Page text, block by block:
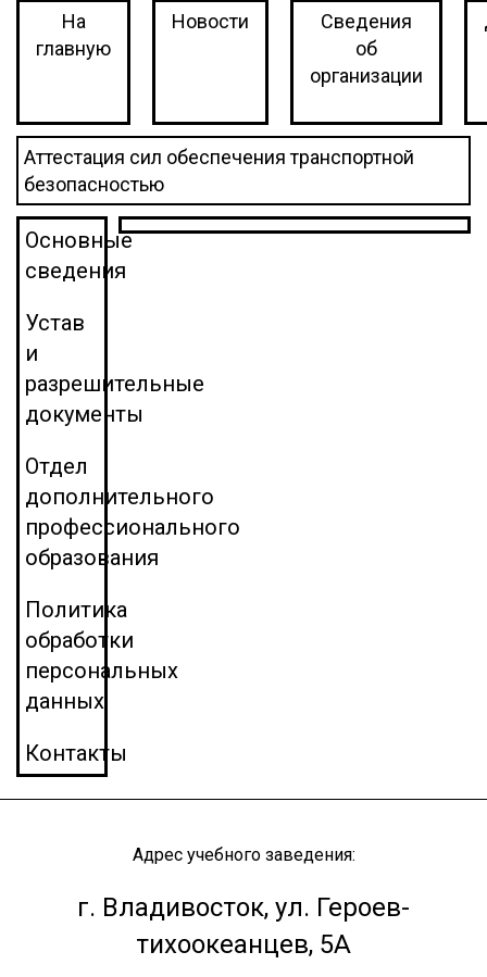
На
главную
Новости
Сведения
об
организации
Аттестация сил обеспечения транспортной
безопасностью
Основные
сведения
Устав
и
разрешительные
документы
Отдел
дополнительного
профессионального
образования
Политика
обработки
персональных
данных
Контакты
Адрес учебного заведения:
г. Владивосток, ул. Героев-
тихоокеанцев, 5А